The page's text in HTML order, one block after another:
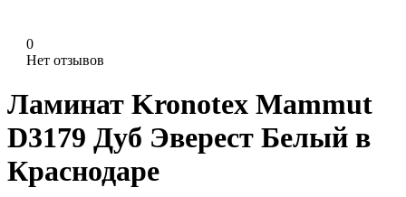
0
Нет отзывов
Ламинат Kronotex Mammut
D3179 Дуб Эверест Белый в
Краснодаре